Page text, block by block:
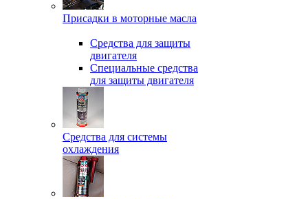
Присадки в моторные масла
Средства для защиты
двигателя
Специальныe средства
для защиты двигателя
Средства для системы
охлаждения